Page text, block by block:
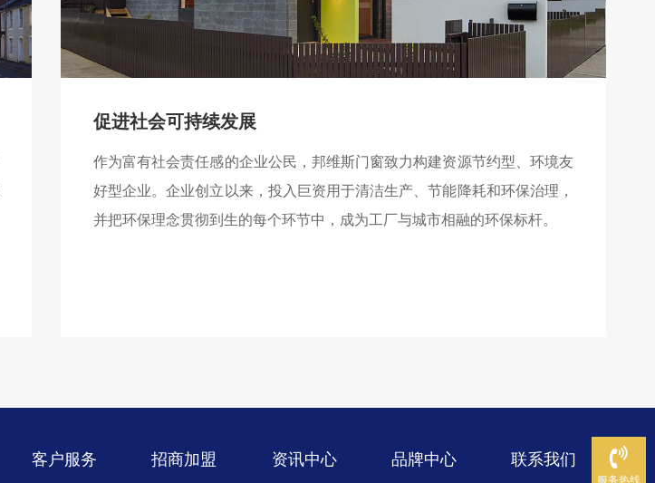
促进社会可持续发展
作为富有社会责任感的企业公民，邦维斯门窗致力构建资源节约型、环境友
好型企业。企业创立以来，投入巨资用于清洁生产、节能降耗和环保治理，
并把环保理念贯彻到生的每个环节中，成为工厂与城市相融的环保标杆。
客户服务 招商加盟 资讯中心 品牌中心 联系我们
服务热线